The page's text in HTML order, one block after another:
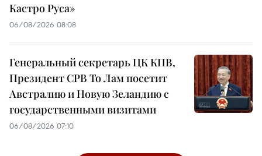
Кастро Руса»
06/08/2026 08:08
Генеральный секретарь ЦК КПВ,
Президент СРВ То Лам посетит
Австралию и Новую Зеландию с
государственными визитами
06/08/2026 07:10